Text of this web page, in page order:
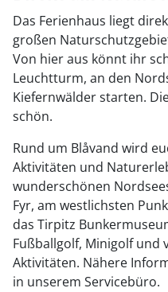
Das Ferienhaus liegt
großen
Von hier aus könnt ihr
Leuchtturm, an den
Kiefernwälder starten.
schön.
Rund um Blåvand wird
Aktivitäten und
wunderschönen
Fyr, am westlichsten
das Tirpitz
Fußballgolf, Minigolf und
Aktivitäten. Nähere
in unserem Servicebüro.